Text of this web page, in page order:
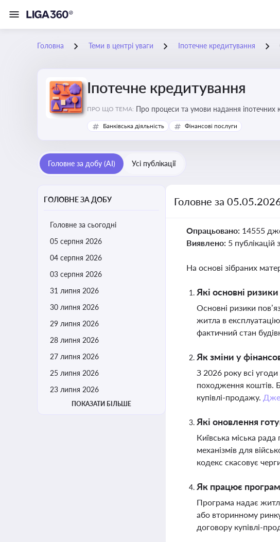
Головна Теми в центрі уваги Іпотечне кредитування
Іпотечне кредитування
ПРО ЩО ТЕМА: Про процеси та умови надання іпотечних
Банківська діяльність Фінансові послуги
Головне за добу (AI) Усі публікації
ГОЛОВНЕ ЗА ДОБУ
Головне за сьогодні
05 серпня 2026
04 серпня 2026
03 серпня 2026
31 липня 2026
30 липня 2026
29 липня 2026
28 липня 2026
27 липня 2026
25 липня 2026
23 липня 2026
ПОКАЗАТИ БІЛЬШЕ
Головне за
Опрацьовано: 14555
Виявлено: 5 публікацій
На основі зібраних
Які основні
Основні ризики
житла в
фактичний стан
Як зміни у
З 2026 року всі
походження коштів.
купівлі-продажу.
Які оновлення
Київська міська
механізмів для
кодекс скасовує
Як працює
Програма надає
або вторинному
договору купівлі-